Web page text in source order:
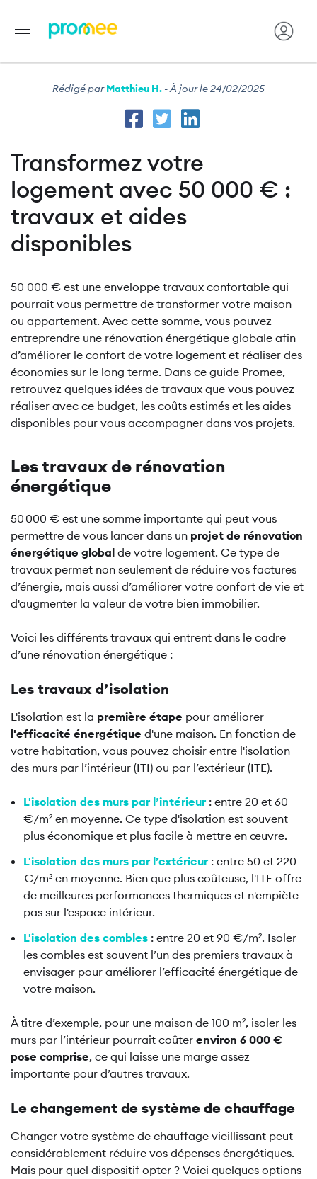
au
contenu
principal
Rédigé parMatthieu H. - À jour le 24/02/2025
Transformez votre
logement avec 50 000 € :
travaux et aides
disponibles
50 000 € est une enveloppe travaux confortable qui
pourrait vous permettre de transformer votre maison
ou appartement. Avec cette somme, vous pouvez
entreprendre une rénovation énergétique globale afin
d’améliorer le confort de votre logement et réaliser des
économies sur le long terme. Dans ce guide Promee,
retrouvez quelques idées de travaux que vous pouvez
réaliser avec ce budget, les coûts estimés et les aides
disponibles pour vous accompagner dans vos projets.
Les travaux de rénovation
énergétique
50 000 € est une somme importante qui peut vous
permettre de vous lancer dans un projet de rénovation
énergétique global de votre logement. Ce type de
travaux permet non seulement de réduire vos factures
d’énergie, mais aussi d’améliorer votre confort de vie et
d'augmenter la valeur de votre bien immobilier.
Voici les différents travaux qui entrent dans le cadre
d’une rénovation énergétique :
Les travaux d’isolation
L'isolation est la première étape pour améliorer
l'efficacité énergétique d'une maison. En fonction de
votre habitation, vous pouvez choisir entre l'isolation
des murs par l’intérieur (ITI) ou par l’extérieur (ITE).
L'isolation des murs par l’intérieur: entre 20 et 60
€/m² en moyenne. Ce type d'isolation est souvent
plus économique et plus facile à mettre en œuvre.
L'isolation des murs par l’extérieur: entre 50 et 220
€/m² en moyenne. Bien que plus coûteuse, l'ITE offre
de meilleures performances thermiques et n'empiète
pas sur l'espace intérieur.
L'isolation des combles : entre 20 et 90 €/m². Isoler
les combles est souvent l’un des premiers travaux à
envisager pour améliorer l’efficacité énergétique de
votre maison.
À titre d’exemple, pour une maison de 100 m², isoler les
murs par l’intérieur pourrait coûter environ 6 000 €
pose comprise, ce qui laisse une marge assez
importante pour d’autres travaux.
Le changement de système de chauffage
Changer votre système de chauffage vieillissant peut
considérablement réduire vos dépenses énergétiques.
Mais pour quel dispositif opter ? Voici quelques options